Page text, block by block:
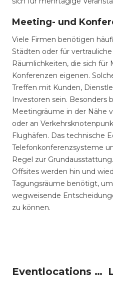
Meeting- und
Viele Firmen benötigen
Städten oder für
Räumlichkeiten, die sich für
Konferenzen eigenen.
Treffen mit Kunden,
Investoren sein. Besonders
Meetingräume in der Nähe
oder an
Flughäfen. Das technische
Telefonkonferenzsysteme
Regel zur
Offsites werden hin und
Tagungsräume benötigt,
wegweisende
zu können.
Eventlocations um Bielefeld